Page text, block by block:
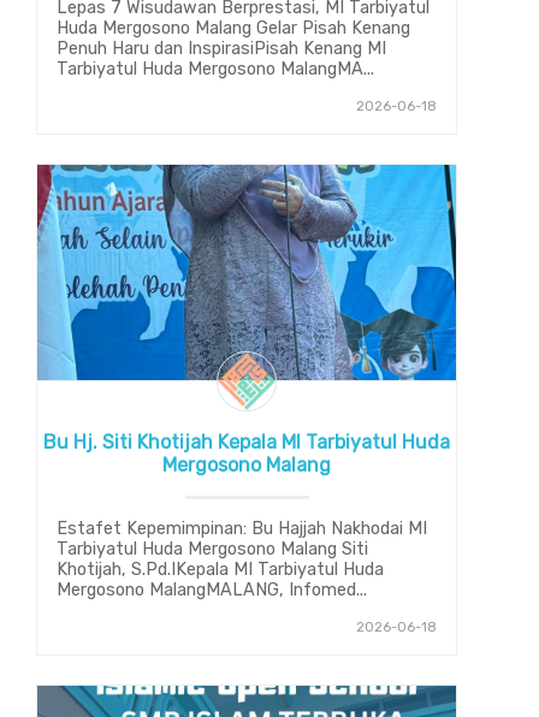
Lepas 7 Wisudawan Berprestasi, MI Tarbiyatul
Huda Mergosono Malang Gelar Pisah Kenang
Penuh Haru dan InspirasiPisah Kenang MI
Tarbiyatul Huda Mergosono MalangMA...
2026-06-18
Bu Hj. Siti Khotijah Kepala MI Tarbiyatul Huda
Mergosono Malang
Estafet Kepemimpinan: Bu Hajjah Nakhodai MI
Tarbiyatul Huda Mergosono Malang Siti
Khotijah, S.Pd.IKepala MI Tarbiyatul Huda
Mergosono MalangMALANG, Infomed...
2026-06-18